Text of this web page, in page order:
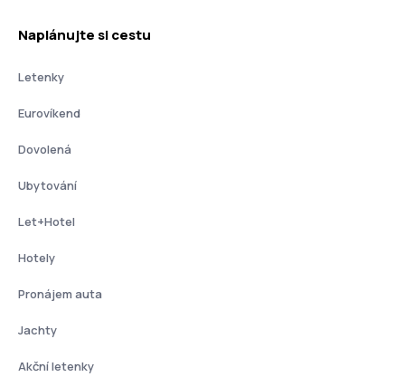
Naplánujte si cestu
Letenky
Eurovíkend
Dovolená
Ubytování
Let+Hotel
Hotely
Pronájem auta
Jachty
Akční letenky